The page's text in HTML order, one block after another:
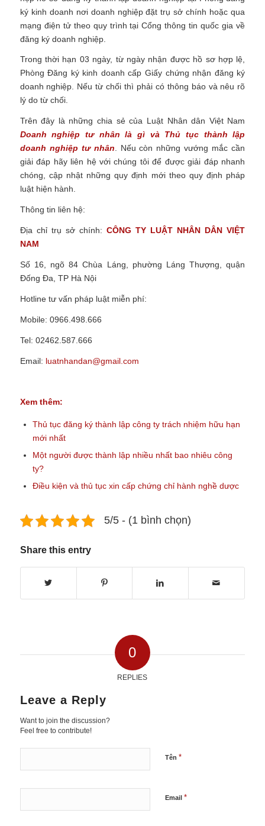
ký kinh doanh nơi doanh nghiệp đặt trụ sở chính hoặc qua
mạng điện tử theo quy trình tại Cổng thông tin quốc gia về
đăng ký doanh nghiệp.
Trong thời hạn 03 ngày, từ ngày nhận được hồ sơ hợp lệ,
Phòng Đăng ký kinh doanh cấp Giấy chứng nhận đăng ký
doanh nghiệp. Nếu từ chối thì phải có thông báo và nêu rõ
lý do từ chối.
Trên đây là những chia sẻ của Luật Nhân dân Việt Nam
Doanh nghiệp tư nhân là gì và Thủ tục thành lập
doanh nghiệp tư nhân. Nếu còn những vướng mắc cần
giải đáp hãy liên hệ với chúng tôi để được giải đáp nhanh
chóng, cập nhật những quy định mới theo quy định pháp
luật hiện hành.
Thông tin liên hệ:
Địa chỉ trụ sở chính: CÔNG TY LUẬT NHÂN DÂN VIỆT
NAM
Số 16, ngõ 84 Chùa Láng, phường Láng Thượng, quận
Đống Đa, TP Hà Nội
Hotline tư vấn pháp luật miễn phí:
Mobile: 0966.498.666
Tel: 02462.587.666
Email: luatnhandan@gmail.com
Xem thêm:
Thủ tục đăng ký thành lập công ty trách nhiệm hữu hạn
mới nhất
Một người được thành lập nhiều nhất bao nhiêu công
ty?
Điều kiện và thủ tục xin cấp chứng chỉ hành nghề dược
5/5 - (1 bình chọn)
Share this entry
0
REPLIES
Leave a Reply
Want to join the discussion?
Feel free to contribute!
Tên *
Email *